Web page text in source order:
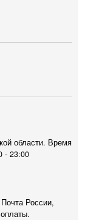
области. Время
- 23:00
России,